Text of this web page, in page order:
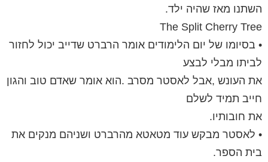
השתנו מאז שהיה ילד.
The Split Cherry Tree
• בסיומו של יום הלימודים אומר הרברט שדייב יכול לחזור
לביתו מבלי לבצע
את העונש ,אבל לאסטר מסרב .הוא אומר שאדם טוב והגון
חייב תמיד לשלם
את חובותיו.
• לאסטר מבקש עוד מטאטא מהרברט ושניהם מנקים את
בית הספר.